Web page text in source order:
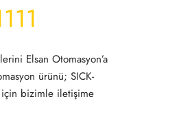
Elsan Otomasyon’a
ürünü; SICK-
için bizimle iletişime